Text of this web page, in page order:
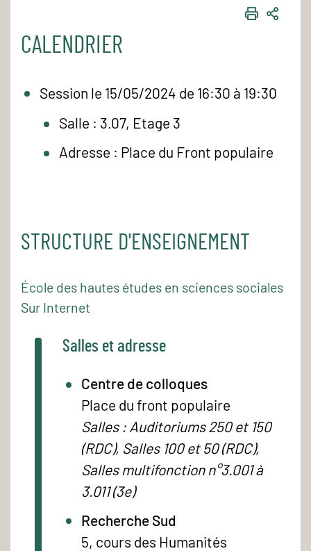
CALENDRIER
Session le 15/05/2024 de 16:30 à 19:30
Salle : 3.07, Etage 3
Adresse : Place du Front populaire
STRUCTURE D'ENSEIGNEMENT
École des hautes études en sciences sociales
Sur Internet
Salles et adresse
Centre de colloques
Place du front populaire
Salles : Auditoriums 250 et 150
(RDC), Salles 100 et 50 (RDC),
Salles multifonction n°3.001 à
3.011 (3e)
Recherche Sud
5, cours des Humanités